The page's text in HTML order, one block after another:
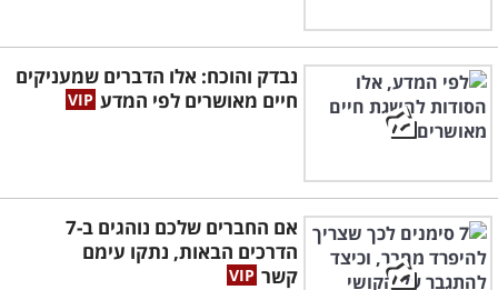
נבדק והוכח: אלו הדברים שמעניקים
חיים מאושרים לפי המדע
אם החברים שלכם נוהגים ב-7
הדרכים הבאות, נתקו עימם
קשר